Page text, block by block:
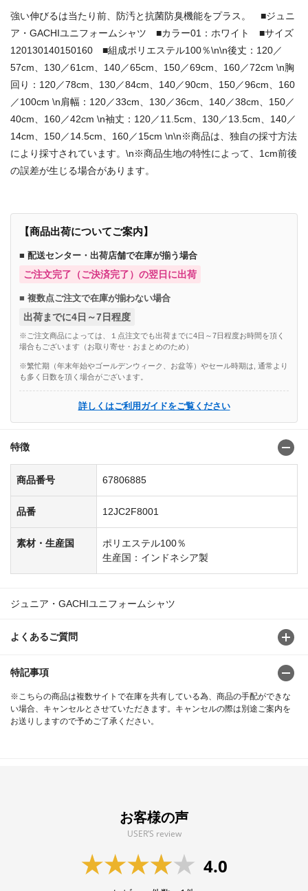
強い伸びるは当たり前、防汚と抗菌防臭機能をプラス。 ■ジュニ
ア・GACHIユニフォームシャツ ■カラー01：ホワイト ■サイズ
120130140150160 ■組成ポリエステル100％\n\n後丈：120／
57cm、130／61cm、140／65cm、150／69cm、160／72cm \n胸
回り：120／78cm、130／84cm、140／90cm、150／96cm、160
／100cm \n肩幅：120／33cm、130／36cm、140／38cm、150／
40cm、160／42cm \n袖丈：120／11.5cm、130／13.5cm、140／
14cm、150／14.5cm、160／15cm \n\n※商品は、独自の採寸方法
により採寸されています。\n※商品生地の特性によって、1cm前後
の誤差が生じる場合があります。
【商品出荷についてご案内】
■ 配送センター・出荷店舗で在庫が揃う場合
ご注文完了（ご決済完了）の翌日に出荷
■ 複数点ご注文で在庫が揃わない場合
出荷までに4日～7日程度
※ご注文商品によっては、１点注文でも出荷までに4日～7日程度お時間を頂く
場合もございます（お取り寄せ・おまとめのため）
※繁忙期（年末年始やゴールデンウィーク、お盆等）やセール時期は, 通常より
も多く日数を頂く場合がございます。
詳しくはご利用ガイドをご覧ください
特徴
商品番号 67806885
品番 12JC2F8001
素材・生産国
ポリエステル100％
生産国：インドネシア製
ジュニア・GACHIユニフォームシャツ
よくあるご質問
特記事項
※こちらの商品は複数サイトで在庫を共有している為、商品の手配ができな
い場合、キャンセルとさせていただきます。キャンセルの際は別途ご案内を
お送りしますので予めご了承ください。
お客様の声
USER’S review
4.0